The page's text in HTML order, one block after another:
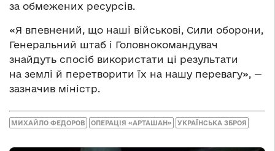
за обмежених ресурсів.
«Я впевнений, що наші військові, Сили оборони,
Генеральний штаб і Головнокомандувач
знайдуть спосіб використати ці результати
на землі й перетворити їх на нашу перевагу», —
зазначив міністр.
МИХАЙЛО ФЕДОРОВ ОПЕРАЦІЯ «АРТАШАН» УКРАЇНСЬКА ЗБРОЯ